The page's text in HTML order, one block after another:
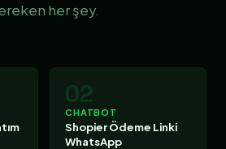
her şey.
02
CHATBOT
Shopier Ödeme Linki
WhatsApp